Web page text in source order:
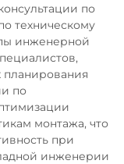
по
техническому
инженерной
планирования
по
монтажа, что
при
инженерии